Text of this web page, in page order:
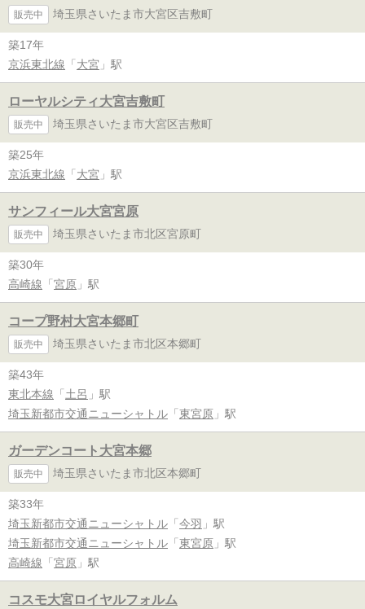
販売中 埼玉県さいたま市大宮区吉敷町
築17年
京浜東北線 「 大宮 」駅
ローヤルシティ大宮吉敷町
販売中 埼玉県さいたま市大宮区吉敷町
築25年
京浜東北線 「 大宮 」駅
サンフィール大宮宮原
販売中 埼玉県さいたま市北区宮原町
築30年
高崎線 「 宮原 」駅
コープ野村大宮本郷町
販売中 埼玉県さいたま市北区本郷町
築43年
東北本線 「 土呂 」駅
埼玉新都市交通ニューシャトル 「 東宮原 」駅
ガーデンコート大宮本郷
販売中 埼玉県さいたま市北区本郷町
築33年
埼玉新都市交通ニューシャトル 「 今羽 」駅
埼玉新都市交通ニューシャトル 「 東宮原 」駅
高崎線 「 宮原 」駅
コスモ大宮ロイヤルフォルム